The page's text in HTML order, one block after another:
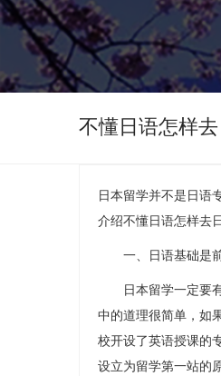
不懂日语怎样
日本留学并不是日语
介绍不懂日语怎样去
一、日语基础是前
日本留学一定要有
中的道理很简单，如
校开设了英语授课的
设立为留学第一站的